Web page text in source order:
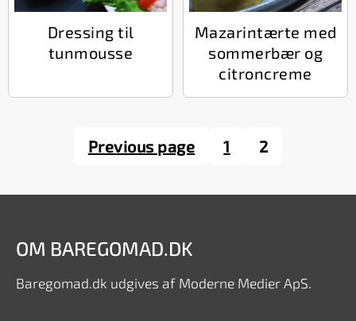
Dressing til
tunmousse
Mazarintærte med
sommerbær og
citroncreme
Previous page 1 2
OM BAREGOMAD.DK
Baregomad.dk udgives af Moderne Medier ApS.